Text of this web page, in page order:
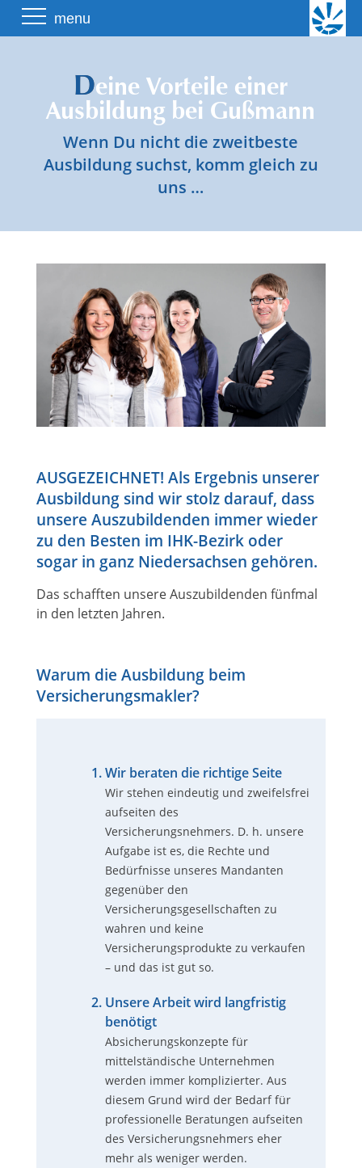
Skip
Deine Vorteile einer
Ausbildung bei Gußmann
Wenn Du nicht die zweitbeste
Ausbildung suchst, komm gleich zu
uns …
AUSGEZEICHNET! Als Ergebnis unserer
Ausbildung sind wir stolz darauf, dass
unsere Auszubildenden immer wieder
zu den Besten im IHK-Bezirk oder
sogar in ganz Niedersachsen gehören.
Das schafften unsere Auszubildenden fünfmal
in den letzten Jahren.
Warum die Ausbildung beim
Versicherungsmakler?
Wir beraten die richtige Seite
Wir stehen eindeutig und zweifelsfrei
aufseiten des
Versicherungsnehmers. D. h. unsere
Aufgabe ist es, die Rechte und
Bedürfnisse unseres Mandanten
gegenüber den
Versicherungsgesellschaften zu
wahren und keine
Versicherungsprodukte zu verkaufen
– und das ist gut so.
Unsere Arbeit wird langfristig
benötigt
Absicherungskonzepte für
mittelständische Unternehmen
werden immer komplizierter. Aus
diesem Grund wird der Bedarf für
professionelle Beratungen aufseiten
des Versicherungsnehmers eher
mehr als weniger werden.
menu